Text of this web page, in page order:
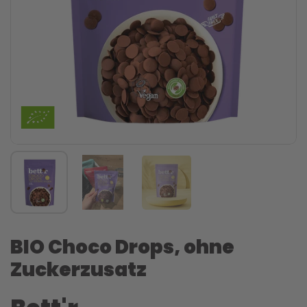
BIO Choco Drops, ohne
Zuckerzusatz